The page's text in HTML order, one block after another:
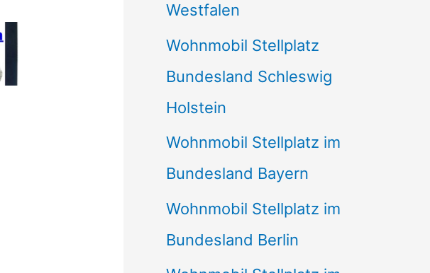
c
h
:
Westfalen
Wohnmobil Stellplatz
Bundesland Schleswig
Holstein
Wohnmobil Stellplatz im
Bundesland Bayern
Wohnmobil Stellplatz im
Bundesland Berlin